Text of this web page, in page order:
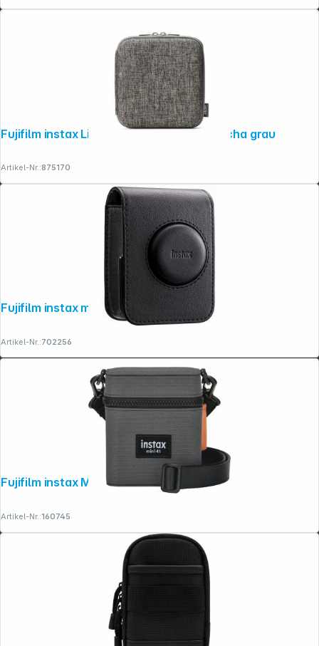
Fujifilm instax Link wide Printer Case mocha grau
Artikel-Nr.:875170
Fujifilm instax mini evo Tasche schwarz
Artikel-Nr.:702256
Fujifilm instax Mini 41 Tasche
Artikel-Nr.:160745